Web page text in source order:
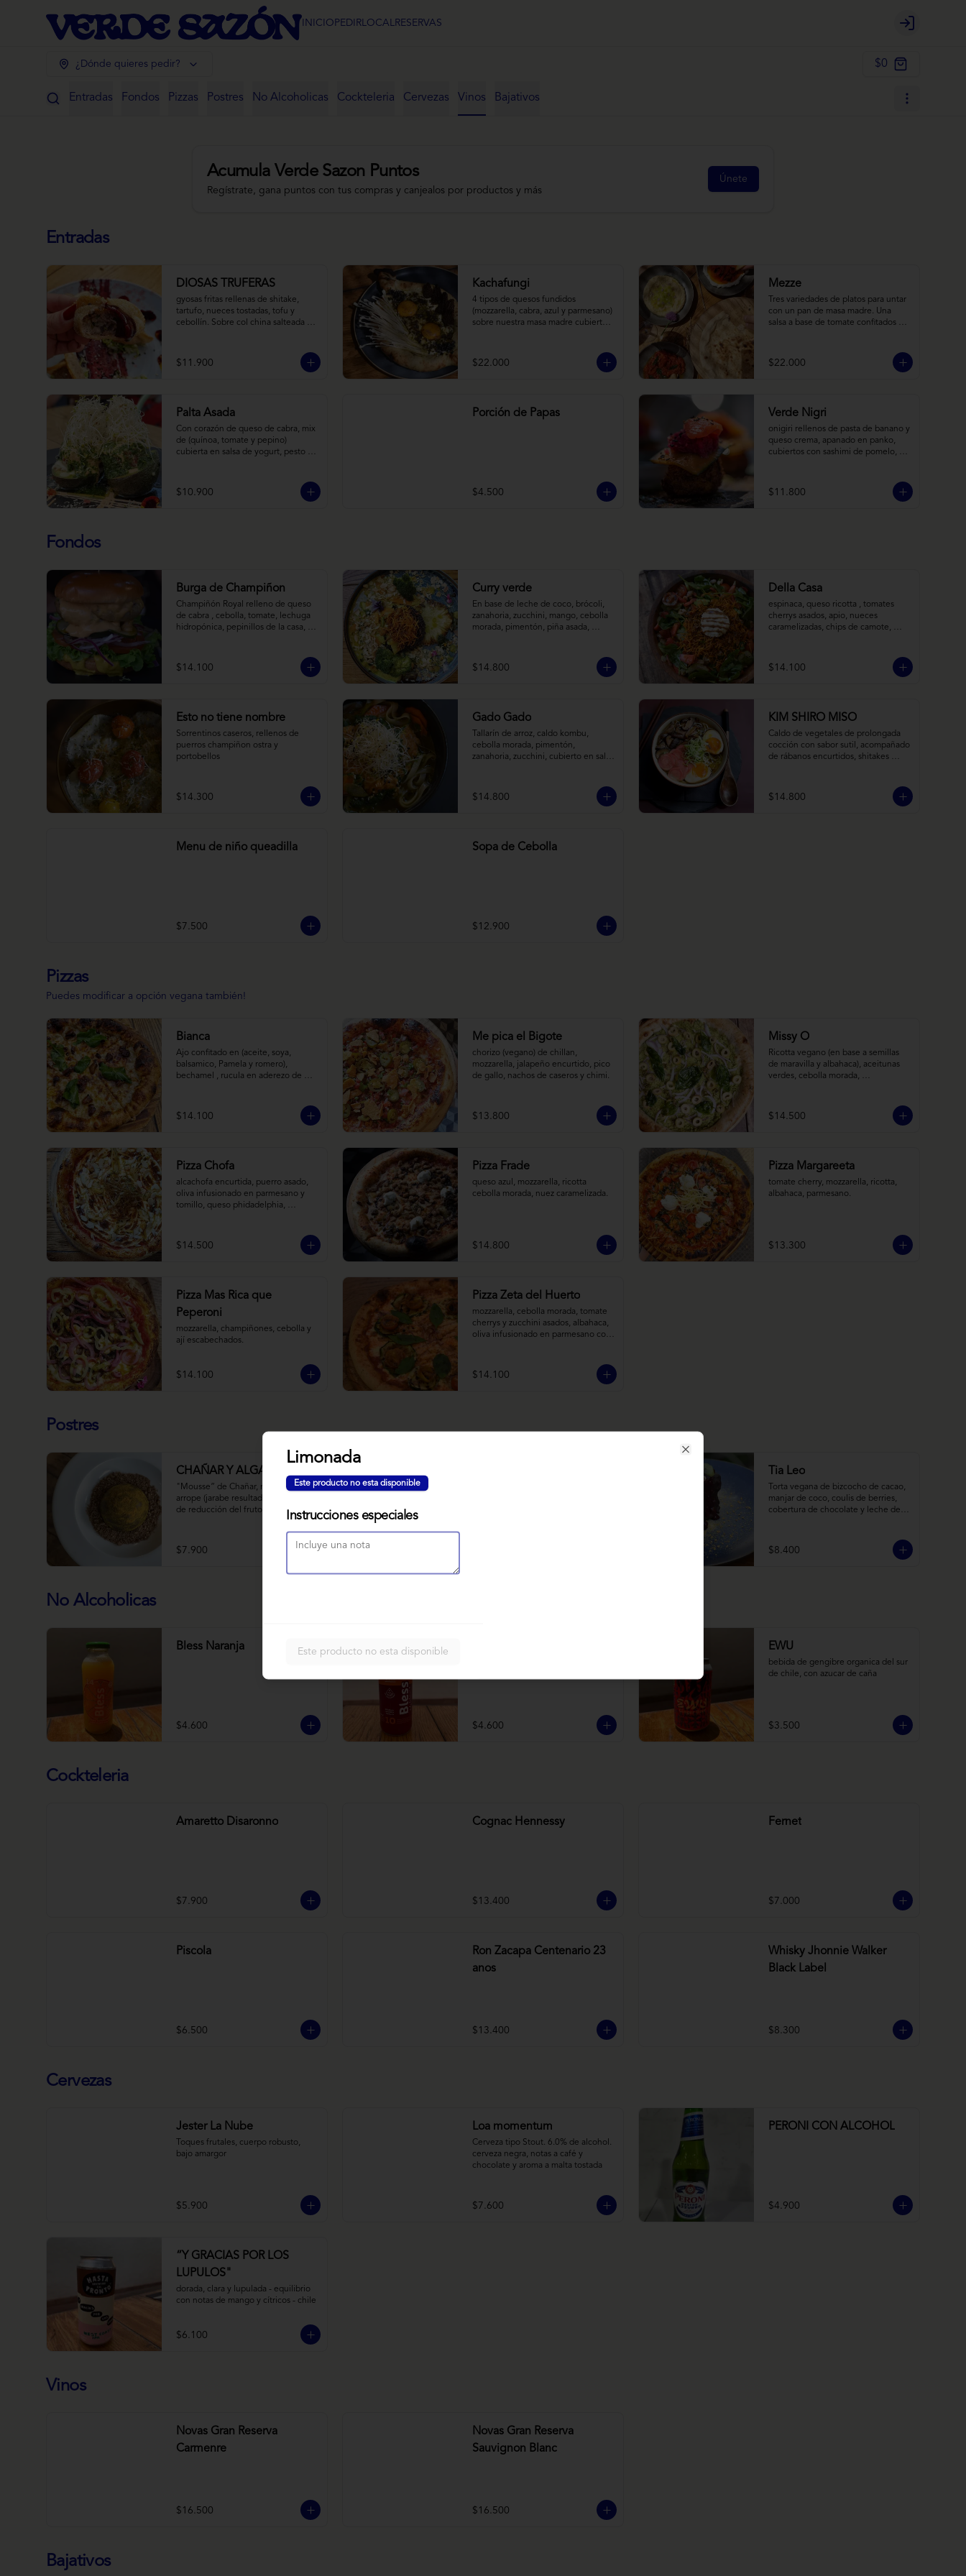
INICIO PEDIRLOCALRESERVAS
Login
¿Dónde quieres pedir? $0
Entradas Fondos Pizzas Postres No Alcoholicas Cockteleria Cervezas Vinos Bajativos
Acumula Verde Sazon Puntos
Regístrate, gana puntos con tus compras y canjealos por productos y más
Únete
Entradas
DIOSAS TRUFERAS
gyosas fritas rellenas de shitake,
tartufo, nueces tostadas, tofu y
cebollín. Sobre col china salteada en
asiáticos
$11.900
Kachafungi
4 tipos de quesos fundidos
(mozzarella, cabra, azul y parmesano)
sobre nuestra masa madre cubierta
finas de trufa negra frescas y
pequeños toques de chimichurri.
$22.000
Mezze
Tres variedades de platos para untar
con un pan de masa madre. Una
salsa a base de tomate confitados y
limón y ajo; pimentones y cebollas
horneadas largamente, con toques
$22.000
Palta Asada
Con corazón de queso de cabra, mix
de (quínoa, tomate y pepino)
cubierta en salsa de yogurt, pesto de
$10.900
Porción de Papas
$4.500
Verde Nigri
onigiri rellenos de pasta de banano y
queso crema, apanado en panko,
cubiertos con sashimi de pomelo,
sobre salsa de crema de coco con
wasabi y tierra de cochayuyo.
$11.800
Fondos
Burga de Champiñon
Champiñón Royal relleno de queso
de cabra , cebolla, tomate, lechuga
hidropónica, pepinillos de la casa,
horneadas.
$14.100
Curry verde
En base de leche de coco, brócoli,
zanahoria, zucchini, mango, cebolla
morada, pimentón, piña asada,
$14.800
Della Casa
espinaca, queso ricotta , tomates
cherrys asados, apio, nueces
caramelizadas, chips de camote,
$14.100
Esto no tiene nombre
Sorrentinos caseros, rellenos de
puerros champiñon ostra y
portobellos
$14.300
Gado Gado
Tallarín de arroz, caldo kombu,
cebolla morada, pimentón,
zanahoria, zucchini, cubierto en salsa
$14.800
KIM SHIRO MISO
Caldo de vegetales de prolongada
cocción con sabor sutil, acompañado
de rábanos encurtidos, shitakes
como opción vegana) y los
infaltables fideos de ramen.
$14.800
Menu de niño queadilla
$7.500
Sopa de Cebolla
$12.900
Pizzas
Puedes modificar a opción vegana también!
Bianca
Ajo confitado en (aceite, soya,
balsamico, Pamela y romero),
bechamel , rucula en aderezo de
$14.100
Me pica el Bigote
chorizo (vegano) de chillan,
mozzarella, jalapeño encurtido, pico
de gallo, nachos de caseros y chimi.
$13.800
Missy O
Ricotta vegano (en base a semillas
de maravilla y albahaca), aceitunas
verdes, cebolla morada,
$14.500
Pizza Chofa
alcachofa encurtida, puerro asado,
oliva infusionado en parmesano y
tomillo, queso phidadelphia,
$14.500
Pizza Frade
queso azul, mozzarella, ricotta
cebolla morada, nuez caramelizada.
$14.800
Pizza Margareeta
tomate cherry, mozzarella, ricotta,
albahaca, parmesano.
$13.300
Pizza Mas Rica que
Peperoni
mozzarella, champiñones, cebolla y
ají escabechados.
$14.100
Pizza Zeta del Huerto
mozzarella, cebolla morada, tomate
cherrys y zucchini asados, albahaca,
oliva infusionado en parmesano con
$14.100
Postres
CHAÑAR Y ALGARROBO
"Mousse” de Chañar, relleno de
arrope (jarabe resultado de 10 horas
de reducción del fruto y agua) de
Chañar con toque de clavo de olor y
canela, cubierto de una fina capa  de
chocolate amargo y cúrcuma, sobre
una tierra de harina de
$7.900
Tia Leo
Torta vegana de bizcocho de cacao,
manjar de coco, coulis de berries,
cobertura de chocolate y leche de
$8.400
No Alcoholicas
Bless Naranja
$4.600 $4.600
EWU
bebida de gengibre organica del sur
de chile, con azucar de caña
$3.500
Cockteleria
Amaretto Disaronno
$7.900
Cognac Hennessy
$13.400
Fernet
$7.000
Piscola
$6.500
Ron Zacapa Centenario 23
anos
$13.400
Whisky Jhonnie Walker
Black Label
$8.300
Cervezas
Jester La Nube
Toques frutales, cuerpo robusto,
bajo amargor
$5.900
Loa momentum
Cerveza tipo Stout. 6.0% de alcohol.
cerveza negra, notas a café y
chocolate y aroma a malta tostada
$7.600
PERONI CON ALCOHOL
$4.900
“Y GRACIAS POR LOS
LUPULOS"
dorada, clara y lupulada - equilibrio
con notas de mango y cítricos - chile
$6.100
Vinos
Novas Gran Reserva
Carmenre
$16.500
Novas Gran Reserva
Sauvignon Blanc
$16.500
Bajativos
Limonada
Este producto no esta disponible
Instrucciones especiales
Este producto no esta disponible
Close